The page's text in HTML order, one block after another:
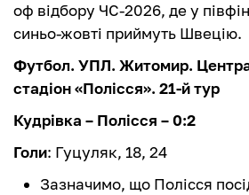
оф відбору ЧС-2026, де у
синьо-жовті приймуть Швецію.
Футбол. УПЛ. Житомир.
стадіон «Полісся». 21-й тур
Кудрівка – Полісся – 0:2
Голи: Гуцуляк, 18, 24
Зазначимо, що Полісся